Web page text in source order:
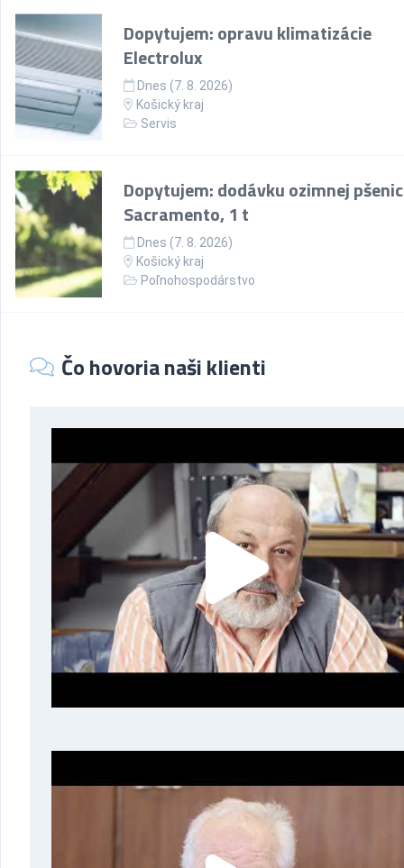
Dopytujem: opravu klimatizácie
Electrolux
Dnes (7. 8. 2026)
Košický kraj
Servis
Dopytujem: dodávku ozimnej
Sacramento, 1 t
Dnes (7. 8. 2026)
Košický kraj
Poľnohospodárstvo
Čo hovoria naši klienti